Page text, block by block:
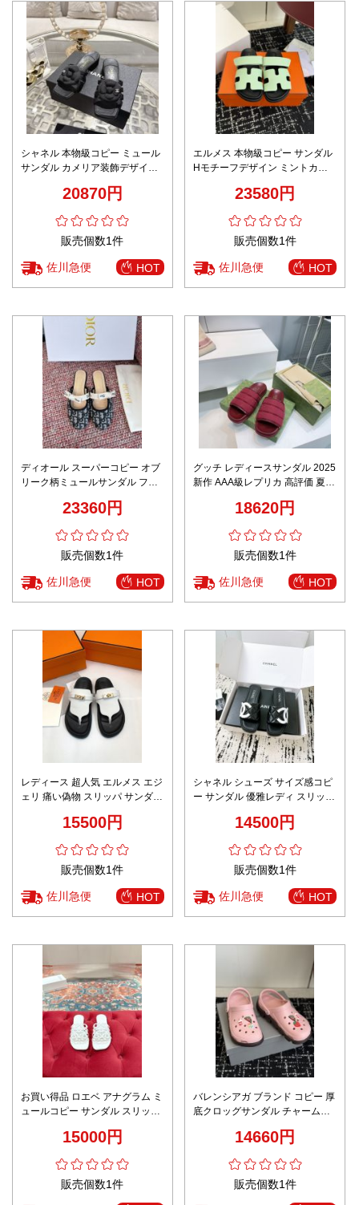
シャネル 本物級コピー ミュール
サンダル カメリア装飾デザイン
20870円
販売個数1件
佐川急便 HOT
エルメス 本物級コピー サンダル
Hモチーフデザイン ミントカラ
23580円
販売個数1件
佐川急便 HOT
ディオール スーパーコピー オブ
リーク柄ミュールサンダル フラ
密ディテール23360円
販売個数1件
佐川急便 HOT
グッチ レディースサンダル 2025
新作 AAA級レプリカ 高評価 夏服
18620円
販売個数1件
佐川急便 HOT
レディース 超人気 エルメス エジ
ェリ 痛い偽物 スリッパ サンダル
15500円
販売個数1件
佐川急便 HOT
シャネル シューズ サイズ感コピ
ー サンダル 優雅レディ スリッパ
14500円
販売個数1件
佐川急便 HOT
お買い得品 ロエベ アナグラム ミ
ュールコピー サンダル スリッパ
15000円
販売個数1件
バレンシアガ ブランド コピー 厚
底クロッグサンダル チャーム装
14660円
販売個数1件